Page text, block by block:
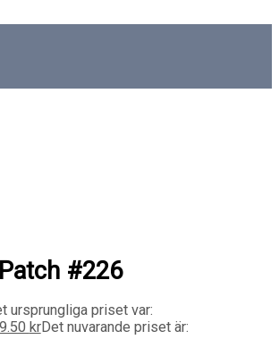
#226
ursprungliga priset var:
krDet nuvarande priset är: